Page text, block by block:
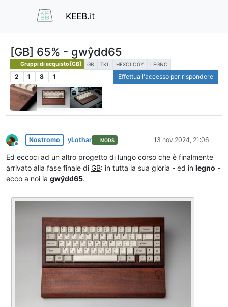
KEEB.it
[GB] 65% - gwŷdd65
Gruppi di acquisto [GB] GB TKL HEXOLOGY LEGNO
2 1 8 1 Effettua l'accesso per rispondere
Non in linea
Nostromo yLothar MODS 13 nov 2024, 21:06
Ed eccoci ad un altro progetto di lungo corso che è finalmente
arrivato alla fase finale di GB: in tutta la sua gloria - ed in legno -
ecco a noi la gwŷdd65.